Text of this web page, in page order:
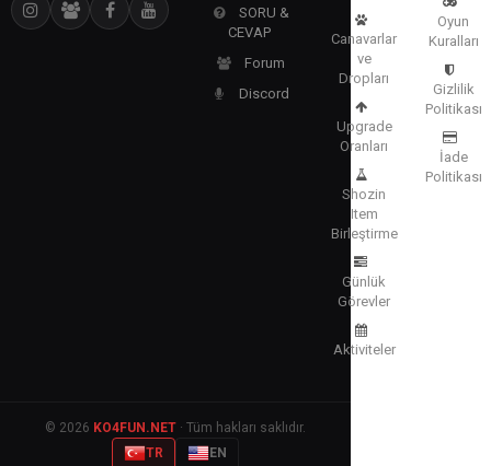
SORU &
CEVAP
Forum
Discord
Canavarlar
ve
Dropları
Upgrade
Oranları
Shozin
Item
Birleştirme
Günlük
Görevler
Aktiviteler
Oyun
Kuralları
Gizlilik
Politikası
İade
Politikası
© 2026 KO4FUN.NET · Tüm hakları saklıdır.
TR
EN